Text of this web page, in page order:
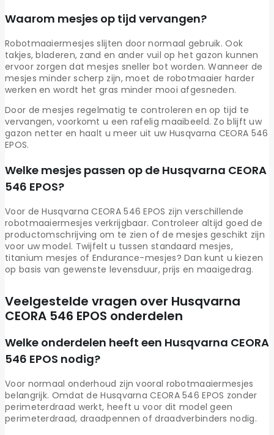
Waarom mesjes op tijd vervangen?
Robotmaaiermesjes slijten door normaal gebruik. Ook
takjes, bladeren, zand en ander vuil op het gazon kunnen
ervoor zorgen dat mesjes sneller bot worden. Wanneer de
mesjes minder scherp zijn, moet de robotmaaier harder
werken en wordt het gras minder mooi afgesneden.
Door de mesjes regelmatig te controleren en op tijd te
vervangen, voorkomt u een rafelig maaibeeld. Zo blijft uw
gazon netter en haalt u meer uit uw Husqvarna CEORA 546
EPOS.
Welke mesjes passen op de Husqvarna CEORA
546 EPOS?
Voor de Husqvarna CEORA 546 EPOS zijn verschillende
robotmaaiermesjes verkrijgbaar. Controleer altijd goed de
productomschrijving om te zien of de mesjes geschikt zijn
voor uw model. Twijfelt u tussen standaard mesjes,
titanium mesjes of Endurance-mesjes? Dan kunt u kiezen
op basis van gewenste levensduur, prijs en maaigedrag.
Veelgestelde vragen over Husqvarna
CEORA 546 EPOS onderdelen
Welke onderdelen heeft een Husqvarna CEORA
546 EPOS nodig?
Voor normaal onderhoud zijn vooral robotmaaiermesjes
belangrijk. Omdat de Husqvarna CEORA 546 EPOS zonder
perimeterdraad werkt, heeft u voor dit model geen
perimeterdraad, draadpennen of draadverbinders nodig.